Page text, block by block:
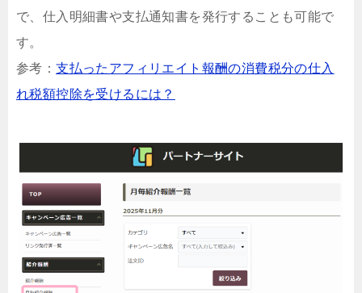
で、仕入明細書や支払通知書を発行することも可能で
す。
参考：支払ったアフィリエイト報酬の消費税分の仕入
れ税額控除を受けるには？